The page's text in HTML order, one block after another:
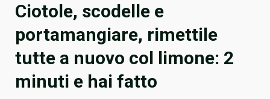
Ciotole, scodelle e
portamangiare, rimettile
tutte a nuovo col limone: 2
minuti e hai fatto